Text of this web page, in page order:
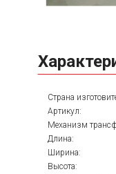
Страна
Артикул:
Механизм
Длина:
Ширина:
Высота: